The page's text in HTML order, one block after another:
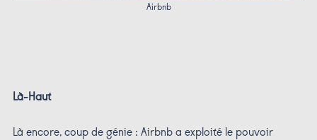
Airbnb
Là-Haut
Là encore, coup de génie : Airbnb a exploité le pouvoir